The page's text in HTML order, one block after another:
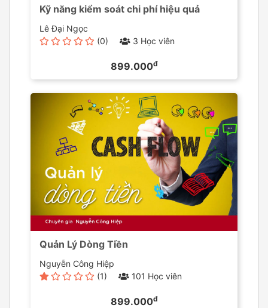
Kỹ năng kiểm soát chi phí hiệu quả
Lê Đại Ngọc
(0)
3 Học viên
899.000đ
Quản Lý Dòng Tiền
Nguyễn Công Hiệp
(1)
101 Học viên
899.000đ